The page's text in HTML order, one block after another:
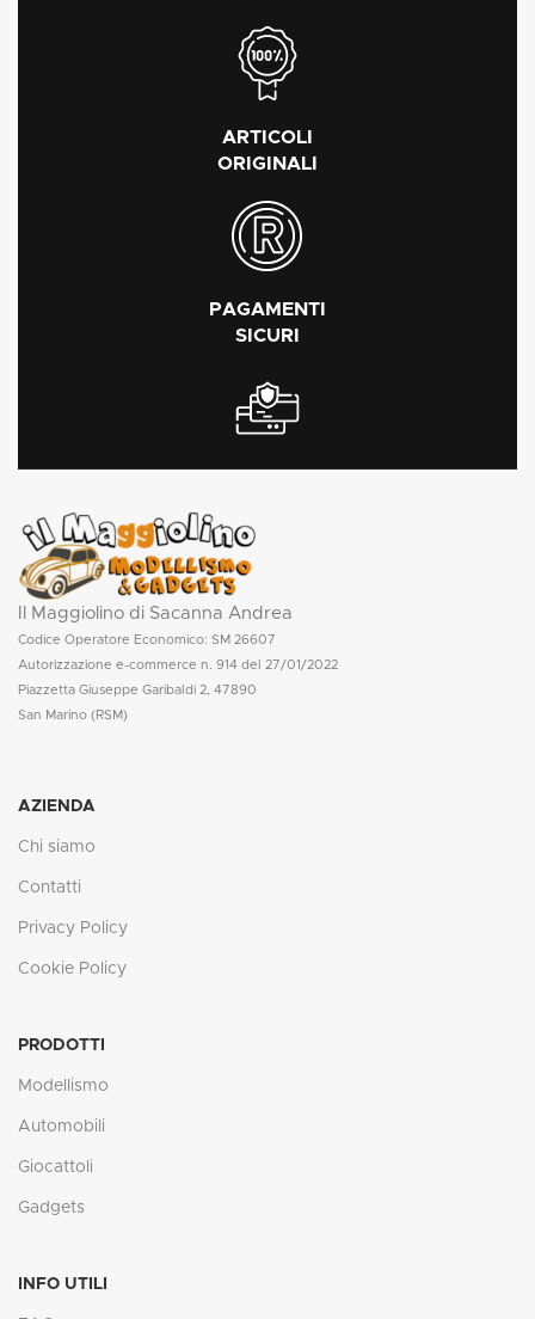
ARTICOLI
ORIGINALI
PAGAMENTI
SICURI
Il Maggiolino di Sacanna Andrea
Codice Operatore Economico: SM 26607
Autorizzazione e-commerce n. 914 del 27/01/2022
Piazzetta Giuseppe Garibaldi 2, 47890
San Marino (RSM)
AZIENDA
Chi siamo
Contatti
Privacy Policy
Cookie Policy
PRODOTTI
Modellismo
Automobili
Giocattoli
Gadgets
INFO UTILI